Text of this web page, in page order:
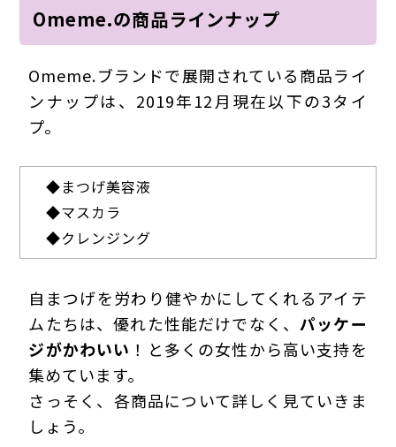
Omeme.の商品ラインナップ
Omeme.ブランドで展開されている商品ライ
ンナップは、2019年12月現在以下の3タイ
プ。
◆まつげ美容液
◆マスカラ
◆クレンジング
自まつげを労わり健やかにしてくれるアイテ
ムたちは、優れた性能だけでなく、パッケー
ジがかわいい ！と多くの女性から高い支持を
集めています。
さっそく、各商品について詳しく見ていきま
しょう。